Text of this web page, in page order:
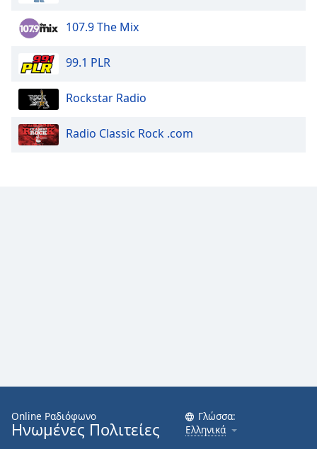
107.9 The Mix
99.1 PLR
Rockstar Radio
Radio Classic Rock .com
Online Ραδιόφωνο
Ηνωμένες Πολιτείες
Γλώσσα:
Ελληνικά